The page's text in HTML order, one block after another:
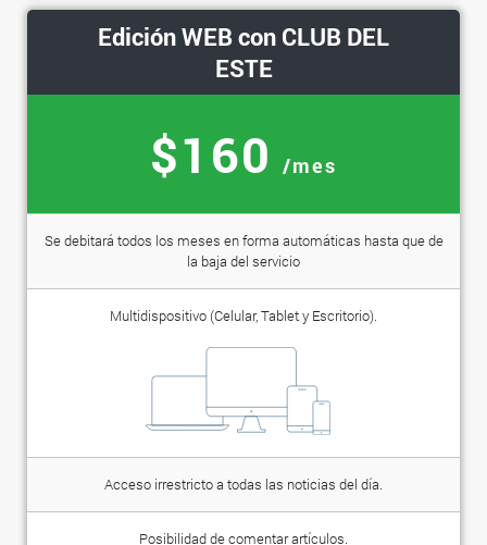
Edición WEB con CLUB DEL
ESTE
$160 /mes
Se debitará todos los meses en forma automáticas hasta que de
la baja del servicio
Multidispositivo (Celular, Tablet y Escritorio).
Acceso irrestricto a todas las noticias del día.
Posibilidad de comentar artículos.